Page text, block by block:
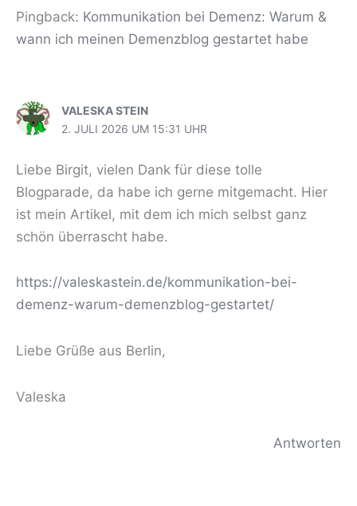
Pingback: Kommunikation bei Demenz: Warum &
wann ich meinen Demenzblog gestartet habe
VALESKA STEIN
2. JULI 2026 UM 15:31 UHR
Liebe Birgit, vielen Dank für diese tolle
Blogparade, da habe ich gerne mitgemacht. Hier
ist mein Artikel, mit dem ich mich selbst ganz
schön überrascht habe.
https://valeskastein.de/kommunikation-bei-
demenz-warum-demenzblog-gestartet/
Liebe Grüße aus Berlin,
Valeska
Antworten